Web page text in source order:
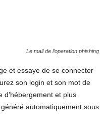
Le mail de l’operation phishing
et essaye de se connecter
son login et son mot de
d’hébergement et plus
automatiquement sous